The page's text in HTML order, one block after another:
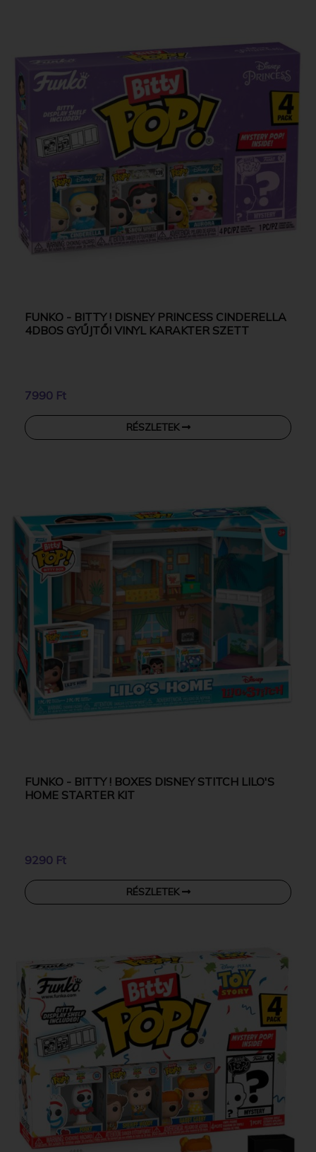
FUNKO - BITTY ! DISNEY PRINCESS CINDERELLA
4DBOS GYŰJTŐI VINYL KARAKTER SZETT
7990 Ft
RÉSZLETEK
FUNKO - BITTY ! BOXES DISNEY STITCH LILO'S
HOME STARTER KIT
9290 Ft
RÉSZLETEK